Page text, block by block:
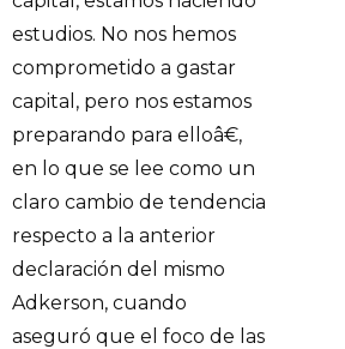
estudios. No nos hemos
comprometido a gastar
capital, pero nos estamos
preparando para elloâ€,
en lo que se lee como un
claro cambio de tendencia
respecto a la anterior
declaración del mismo
Adkerson, cuando
aseguró que el foco de las